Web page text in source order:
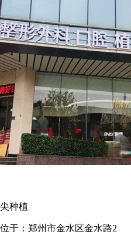
种植
于：郑州市金水区金水路2